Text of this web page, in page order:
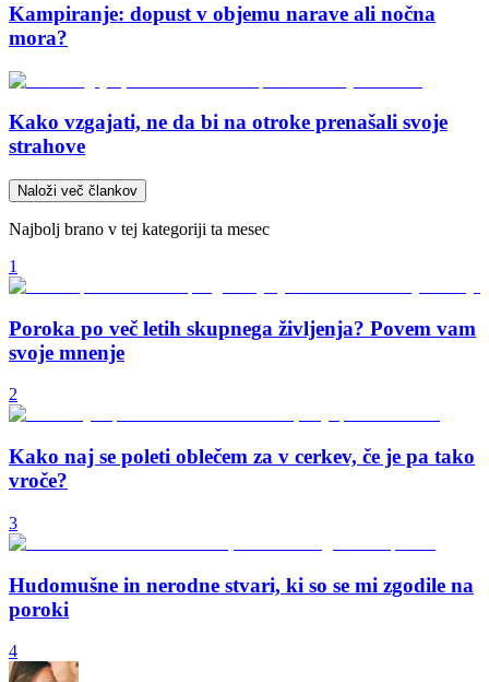
Kampiranje: dopust v objemu narave ali nočna
mora?
Kako vzgajati, ne da bi na otroke prenašali svoje
strahove
Naloži več člankov
Najbolj brano v tej kategoriji ta mesec
1
Poroka po več letih skupnega življenja? Povem vam
svoje mnenje
2
Kako naj se poleti oblečem za v cerkev, če je pa tako
vroče?
3
Hudomušne in nerodne stvari, ki so se mi zgodile na
poroki
4